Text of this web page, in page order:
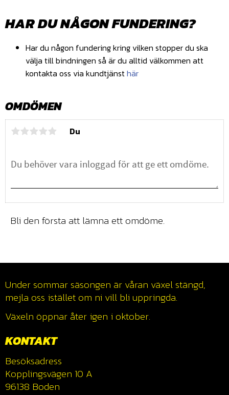
HAR DU NÅGON FUNDERING?
Har du någon fundering kring vilken stopper du ska
välja till bindningen så är du alltid välkommen att
kontakta oss via kundtjänsthär
OMDÖMEN
Du
Bli den första att lämna ett omdöme.
Under sommar säsongen är våran växel stängd,
mejla oss istället om ni vill bli uppringda.
Växeln öppnar åter igen i oktober.
KONTAKT
Besöksadress
Kopplingsvägen 10 A
96138 Boden